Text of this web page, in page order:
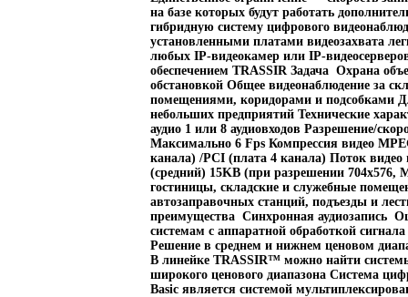
на базе которых будут работать
гибридную систему цифрового
установленными платами видеозахвата
любых IP-видеокамер или IP-
обеспечением TRASSIR Задача Охрана
обстановкой Общее видеонаблюдение за
помещениями, коридорами и подсобками
небольших предприятий Технические
аудио 1 или 8 аудиовходов Разрешение/
Максимально 6 Fps Компрессия видео
канала) /PCI (плата 4 канала) Поток
(средний) 15KB (при разрешении
гостиницы, складские и служебные
автозаправочных станций, подъезды и
преимущества Синхронная аудиозапись
системам с аппаратной обработкой
Решение в среднем и нижнем ценовом
В линейке TRASSIR™ можно найти
широкого ценового диапазона Система
Basic является системой